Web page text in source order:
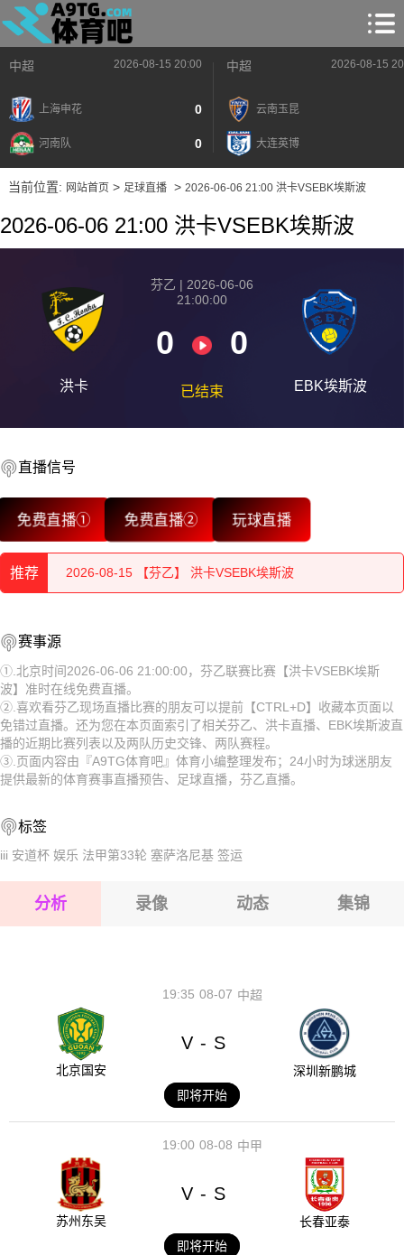
中超 2026-08-15 20:00
上海申花 0
河南队 0
中超 2026-08-15
云南玉昆
大连英博
当前位置: 网站首页> 足球直播> 2026-06-06 21:00 洪卡VSEBK埃斯波
2026-06-06 21:00 洪卡VSEBK埃斯波
洪卡
芬乙 | 2026-06-06
21:00:00
0 0
已结束 EBK埃斯波
直播信号
免费直播① 免费直播② 玩球直播
推荐
2026-08-15 【芬乙】 洪卡VSEBK埃斯波
2026-08-15 【芬乙】 洪卡VSEBK埃斯波
2026-08-15 【芬乙】 洪卡VSEBK埃斯波
2026-08-15 【芬乙】 洪卡VSEBK埃斯波
2026-08-15 【芬乙】 洪卡VSEBK埃斯波
2026-08-15 【芬乙】 洪卡VSEBK埃斯波
2026-08-15 【芬乙】 洪卡VSEBK埃斯波
2026-08-15 【芬乙】 洪卡VSEBK埃斯波
2026-08-15 【芬乙】 洪卡VSEBK埃斯波
2026-08-15 【芬乙】 洪卡VSEBK埃斯波
赛事源
①.北京时间2026-06-06 21:00:00，芬乙联赛比赛【洪卡VSEBK埃斯
波】准时在线免费直播。
②.喜欢看芬乙现场直播比赛的朋友可以提前【CTRL+D】收藏本页面以
免错过直播。还为您在本页面索引了相关芬乙、洪卡直播、EBK埃斯波直
播的近期比赛列表以及两队历史交锋、两队赛程。
③.页面内容由『A9TG体育吧』体育小编整理发布；24小时为球迷朋友
提供最新的体育赛事直播预告、足球直播，芬乙直播。
标签
iii 安道杯 娱乐 法甲第33轮 塞萨洛尼基 签运
分析 录像 动态 集锦
08-07
19:35 中超
北京国安
V - S
深圳新鹏城
即将开始
08-08
19:00 中甲
苏州东吴
V - S
长春亚泰
即将开始